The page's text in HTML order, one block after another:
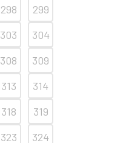
298
299
303
304
308
309
313
314
318
319
323
324